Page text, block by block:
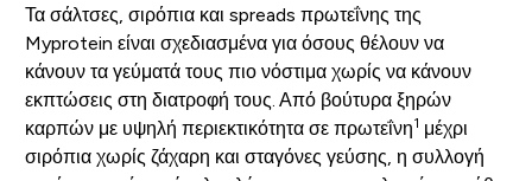
Τα σάλτσες, σιρόπια και spreads πρωτεΐνης της
Myprotein είναι σχεδιασμένα για όσους θέλουν να
κάνουν τα γεύματά τους πιο νόστιμα χωρίς να κάνουν
εκπτώσεις στη διατροφή τους. Από βούτυρα ξηρών
καρπών με υψηλή περιεκτικότητα σε πρωτεΐνη1 μέχρι
σιρόπια χωρίς ζάχαρη και σταγόνες γεύσης, η συλλογή